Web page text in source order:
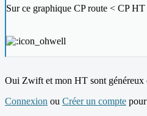
Sur ce graphique CP route < CP HT
Oui Zwift et mon HT sont généreux
Connexion ou Créer un compte